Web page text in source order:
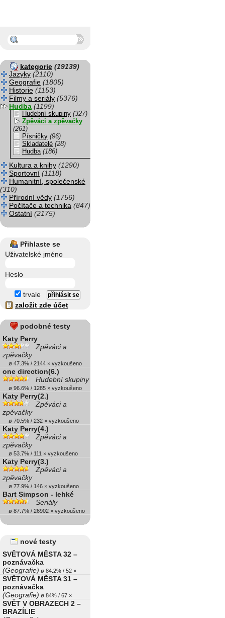
kategorie (19139)
Jazyky (2110)
Geografie (1805)
Historie (1153)
Filmy a seriály (5376)
Hudba (1199)
Hudební skupiny (327)
Zpěváci a zpěvačky
(261)
Písničky (96)
Skladatelé (28)
Hudba (186)
Kultura a knihy (1290)
Sportovní (1118)
Humanitní, společenské
(310)
Přírodní vědy (1756)
Počítače a technika (847)
Ostatní (2175)
Přihlaste se
Uživatelské jméno
Heslo
trvale
založit zde účet
podobné testy
Katy Perry
Zpěváci a
zpěvačky
ø 47.3% / 2144 × vyzkoušeno
one direction(6.)
Hudební skupiny
ø 96.6% / 1285 × vyzkoušeno
Katy Perry(2.)
Zpěváci a
zpěvačky
ø 70.5% / 232 × vyzkoušeno
Katy Perry(4.)
Zpěváci a
zpěvačky
ø 53.7% / 111 × vyzkoušeno
Katy Perry(3.)
Zpěváci a
zpěvačky
ø 77.9% / 146 × vyzkoušeno
Bart Simpson - lehké
Seriály
ø 87.7% / 26902 × vyzkoušeno
nové testy
SVĚTOVÁ MĚSTA 32 –
poznávačka
(Geografie) ø 84.2% / 52 ×
SVĚTOVÁ MĚSTA 31 –
poznávačka
(Geografie) ø 84% / 67 ×
SVĚT V OBRAZECH 2 –
BRAZÍLIE